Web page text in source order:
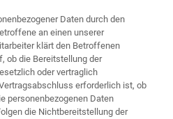
Daten durch den
an einen unserer
klärt den Betroffenen
ob die Bereitstellung der
oder vertraglich
erforderlich ist, ob
personenbezogenen Daten
die Nichtbereitstellung der